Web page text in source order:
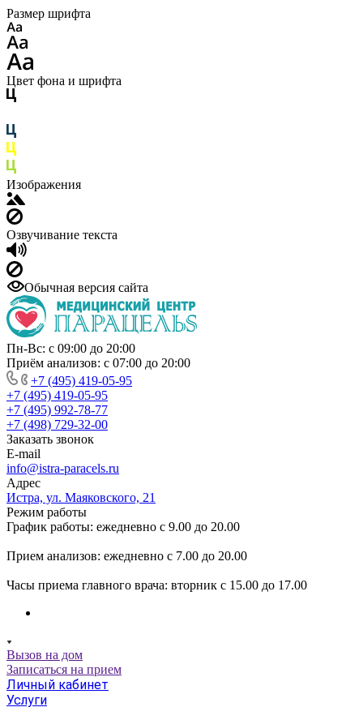
Размер шрифта
Цвет фона и шрифта
Изображения
Озвучивание текста
Обычная версия сайта
Пн-Вс: с 09:00 до 20:00
Приём анализов: с 07:00 до 20:00
+7 (495) 419-05-95
+7 (495) 419-05-95
+7 (495) 992-78-77
+7 (498) 729-32-00
Заказать звонок
E-mail
info@istra-paracels.ru
Адрес
Истра, ул. Маяковского, 21
Режим работы
График работы: ежедневно с 9.00 до 20.00
Прием анализов: ежедневно с 7.00 до 20.00
Часы приема главного врача: вторник с 15.00 до 17.00
Вызов на дом
Записаться на прием
Личный кабинет
Услуги